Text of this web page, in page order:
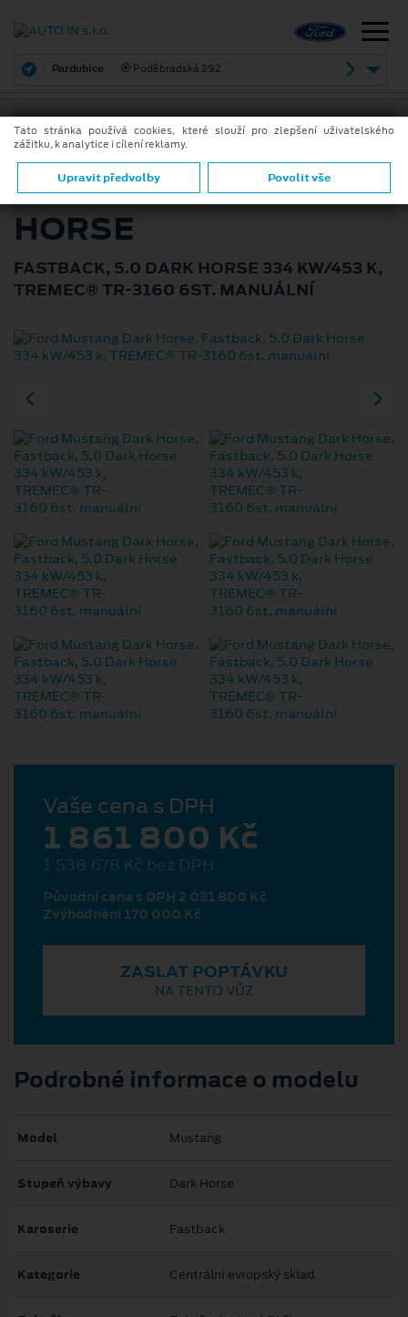
Pardubice Poděbradská 292
FORD MUSTANG DARK
HORSE
FASTBACK, 5.0 DARK HORSE 334 KW/453 K,
TREMEC® TR-3160 6ST. MANUÁLNÍ
Vaše cena s DPH
1 861 800 Kč
1 538 678 Kč bez DPH
Původní cena s DPH 2 031 800 Kč
Zvýhodnění 170 000 Kč
ZASLAT POPTÁVKU
NA TENTO VŮZ
Podrobné informace o modelu
Model Mustang
Stupeň výbavy Dark Horse
Karoserie Fastback
Kategorie Centrální evropský sklad
Tato stránka používá cookies, které slouží pro zlepšení uživatelského
zážitku, k analytice i cílení reklamy.
Upravit předvolby Povolit vše